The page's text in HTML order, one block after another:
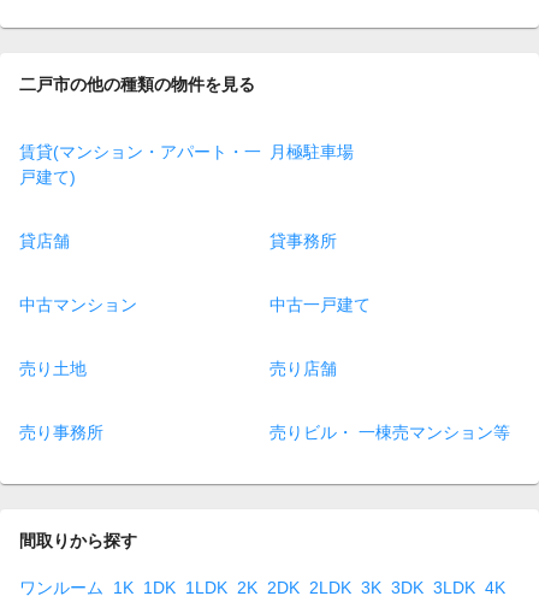
二戸市の他の種類の物件を見る
賃貸(マンション・アパート・一
戸建て)
月極駐車場
貸店舗 貸事務所
中古マンション 中古一戸建て
売り土地 売り店舗
売り事務所 売りビル・ 一棟売マンション等
間取りから探す
ワンルーム 1K 1DK 1LDK 2K 2DK 2LDK 3K 3DK 3LDK 4K